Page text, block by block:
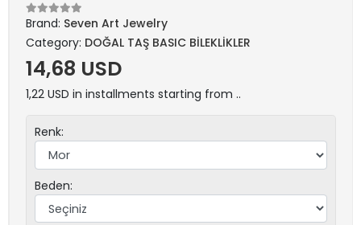
Brand: Seven Art Jewelry
Category: DOĞAL TAŞ BASIC BİLEKLİKLER
14,68 USD
1,22 USD in installments starting from ..
Renk:
Beden: